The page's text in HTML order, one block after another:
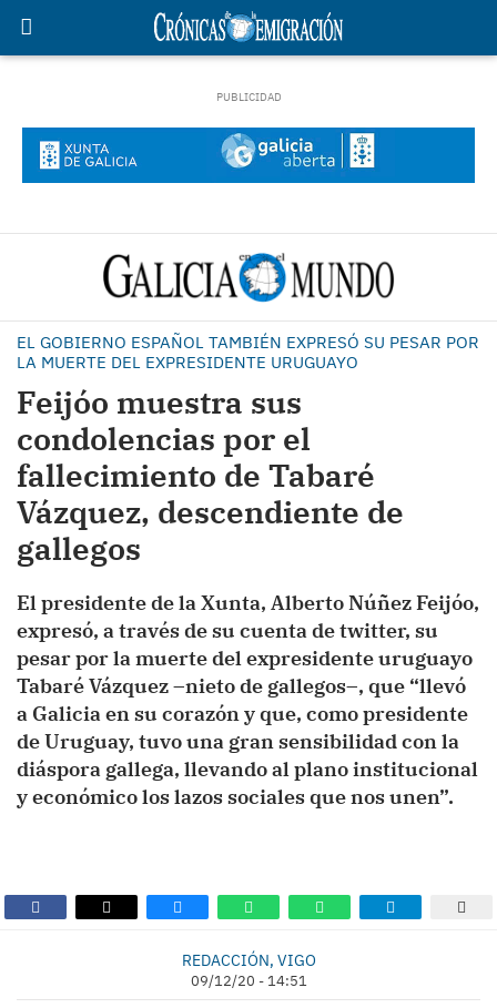
EL GOBIERNO ESPAÑOL TAMBIÉN EXPRESÓ SU PESAR POR
LA MUERTE DEL EXPRESIDENTE URUGUAYO
Feijóo muestra sus
condolencias por el
fallecimiento de Tabaré
Vázquez, descendiente de
gallegos
El presidente de la Xunta, Alberto Núñez Feijóo,
expresó, a través de su cuenta de twitter, su
pesar por la muerte del expresidente uruguayo
Tabaré Vázquez –nieto de gallegos–, que “llevó
a Galicia en su corazón y que, como presidente
de Uruguay, tuvo una gran sensibilidad con la
diáspora gallega, llevando al plano institucional
y económico los lazos sociales que nos unen”.
REDACCIÓN, VIGO
09/12/20 - 14:51